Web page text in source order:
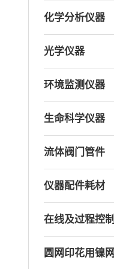
化学分析仪器
光学仪器
环境监测仪器
生命科学仪器
流体阀门管件
仪器配件耗材
在线及过程控制
圆网印花用镍网